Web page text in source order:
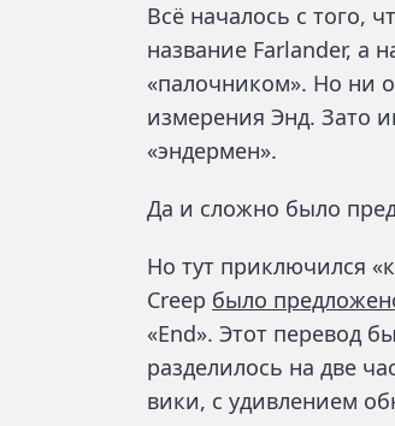
Всё началось с того,
название Farlander, а
«палочником». Но ни
измерения Энд. Зато
«эндермен».
Да и сложно было
Но тут приключился
Creep было
«End». Этот перевод
разделилось на две
вики, с удивлением